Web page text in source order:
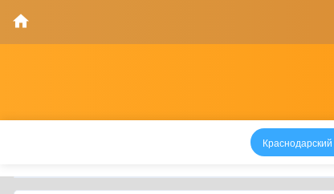
Краснодарский